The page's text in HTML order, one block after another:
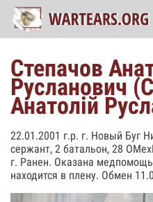
Степачов
Русланович
Анатолій
22.01.2001 г.р. г. Новый Буг
сержант, 2 батальон, 28
г. Ранен. Оказана
находится в плену. Обмен